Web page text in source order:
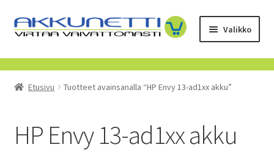
Siirry
navigointiin
Siirry
sisältöön
Valikko
Kauppa
Tietoa meistä
Etusivu Tuotteet avainsanalla “HP Envy 13-ad1xx akku”
HP Envy 13-ad1xx akku